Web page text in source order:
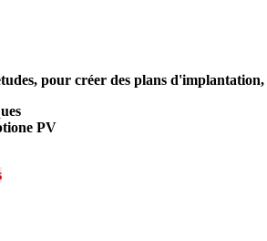
pour créer des plans
PV